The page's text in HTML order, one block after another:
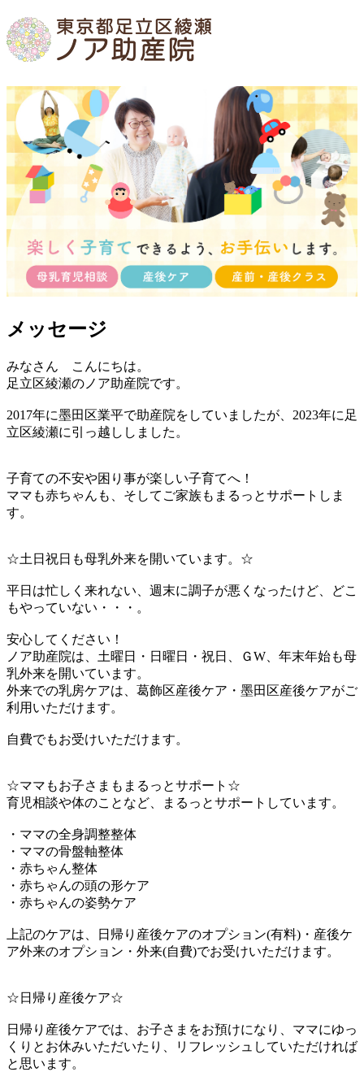
メッセージ
みなさん こんにちは。
足立区綾瀬のノア助産院です。
2017年に墨田区業平で助産院をしていましたが、2023年に足
立区綾瀬に引っ越ししました。
子育ての不安や困り事が楽しい子育てへ！
ママも赤ちゃんも、そしてご家族もまるっとサポートしま
す。
☆土日祝日も母乳外来を開いています。☆
平日は忙しく来れない、週末に調子が悪くなったけど、どこ
もやっていない・・・。
安心してください！
ノア助産院は、土曜日・日曜日・祝日、ＧW、年末年始も母
乳外来を開いています。
外来での乳房ケアは、葛飾区産後ケア・墨田区産後ケアがご
利用いただけます。
自費でもお受けいただけます。
☆ママもお子さまもまるっとサポート☆
育児相談や体のことなど、まるっとサポートしています。
・ママの全身調整整体
・ママの骨盤軸整体
・赤ちゃん整体
・赤ちゃんの頭の形ケア
・赤ちゃんの姿勢ケア
上記のケアは、日帰り産後ケアのオプション(有料)・産後ケ
ア外来のオプション・外来(自費)でお受けいただけます。
☆日帰り産後ケア☆
日帰り産後ケアでは、お子さまをお預けになり、ママにゆっ
くりとお休みいただいたり、リフレッシュしていただければ
と思います。